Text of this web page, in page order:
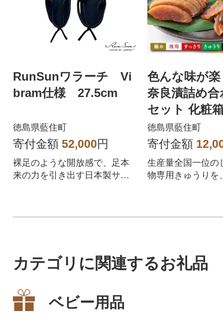
RunSunワラーチ Vi
bram仕様 27.5cm
徳島県藍住町
寄付金額 52,000円
裸足のような開放感で、足本
来の力を引き出す日本製サン
色んな味が
奈良漬詰め合
セット 化粧
徳島県藍住町
寄付金額
生産量全国一位の
物専用きゅうりを
カテゴリに関連するお礼品
ベビー用品